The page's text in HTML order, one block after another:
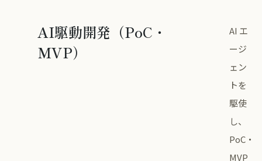
AI駆動開発（PoC・
MVP）
AI エ
ージ
ェン
トを
駆使
し、
PoC・
MVP